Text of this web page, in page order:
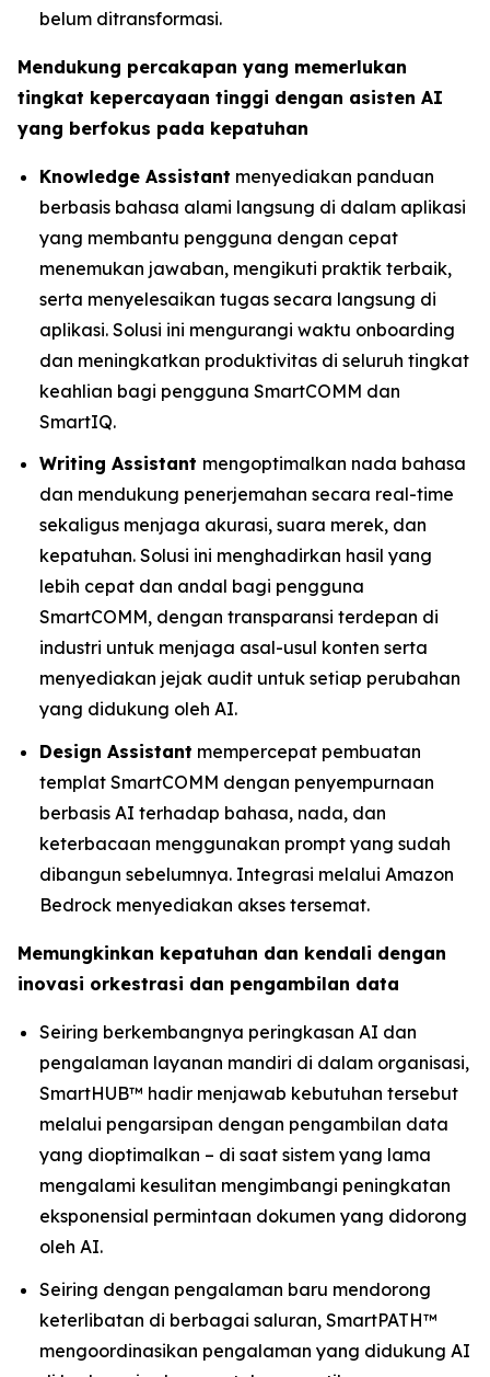
belum ditransformasi.
Mendukung percakapan yang memerlukan
tingkat kepercayaan tinggi dengan asisten AI
yang berfokus pada kepatuhan
Knowledge Assistant menyediakan panduan
berbasis bahasa alami langsung di dalam aplikasi
yang membantu pengguna dengan cepat
menemukan jawaban, mengikuti praktik terbaik,
serta menyelesaikan tugas secara langsung di
aplikasi. Solusi ini mengurangi waktu onboarding
dan meningkatkan produktivitas di seluruh tingkat
keahlian bagi pengguna SmartCOMM dan
SmartIQ.
Writing Assistant mengoptimalkan nada bahasa
dan mendukung penerjemahan secara real-time
sekaligus menjaga akurasi, suara merek, dan
kepatuhan. Solusi ini menghadirkan hasil yang
lebih cepat dan andal bagi pengguna
SmartCOMM, dengan transparansi terdepan di
industri untuk menjaga asal-usul konten serta
menyediakan jejak audit untuk setiap perubahan
yang didukung oleh AI.
Design Assistant mempercepat pembuatan
templat SmartCOMM dengan penyempurnaan
berbasis AI terhadap bahasa, nada, dan
keterbacaan menggunakan prompt yang sudah
dibangun sebelumnya. Integrasi melalui Amazon
Bedrock menyediakan akses tersemat.
Memungkinkan kepatuhan dan kendali dengan
inovasi orkestrasi dan pengambilan data
Seiring berkembangnya peringkasan AI dan
pengalaman layanan mandiri di dalam organisasi,
SmartHUB™ hadir menjawab kebutuhan tersebut
melalui pengarsipan dengan pengambilan data
yang dioptimalkan – di saat sistem yang lama
mengalami kesulitan mengimbangi peningkatan
eksponensial permintaan dokumen yang didorong
oleh AI.
Seiring dengan pengalaman baru mendorong
keterlibatan di berbagai saluran, SmartPATH™
mengoordinasikan pengalaman yang didukung AI